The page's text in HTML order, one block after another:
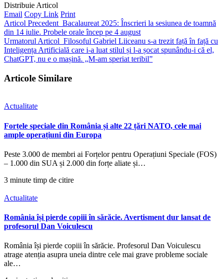
Distribuie Articol
Email Copy Link Print
Articol Precedent Bacalaureat 2025: Înscrieri la sesiunea de toamnă
din 14 iulie. Probele orale încep pe 4 august
Urmatorul Articol Filosoful Gabriel Liiceanu s-a trezit față în față cu
Inteligența Artificială care i-a luat stilul și l-a șocat spunându-i că el,
ChatGPT, nu e o mașină. „M-am speriat teribil”
Articole Similare
Actualitate
Forțele speciale din România și alte 22 țări NATO, cele mai
ample operațiuni din Europa
Peste 3.000 de membri ai Forțelor pentru Operațiuni Speciale (FOS)
– 1.000 din SUA și 2.000 din forțe aliate și…
3 minute timp de citire
Actualitate
România își pierde copiii în sărăcie. Avertisment dur lansat de
profesorul Dan Voiculescu
România își pierde copiii în sărăcie. Profesorul Dan Voiculescu
atrage atenția asupra uneia dintre cele mai grave probleme sociale
ale…